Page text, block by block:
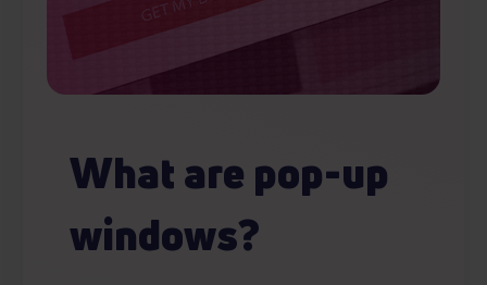
What are pop-up
windows?